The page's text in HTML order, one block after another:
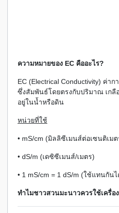
ความหมายของ EC คืออะไร?
EC (Electrical Conductivity) ค่า
ซึ่งสัมพันธ์โดยตรงกับปริมาณ เกลื
อยู่ในน้ำหรือดิน
หน่วยที่ใช้
• mS/cm (มิลลิซีเมนส์ต่อเซนติเมต
• dS/m (เดซิซีเมนส์/เมตร)
• 1 mS/cm = 1 dS/m (ใช้แทนกันไ
ทำไมชาวสวนมะนาวควรใช้เครื่อ